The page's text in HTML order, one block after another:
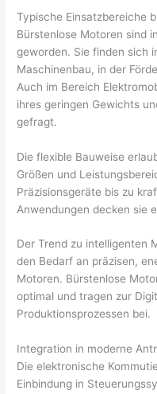
Typische Einsatzbereiche
Bürstenlose Motoren sind
geworden. Sie finden sich
Maschinenbau, in der
Auch im Bereich
ihres geringen Gewichts
gefragt.
Die flexible Bauweise
Größen und
Präzisionsgeräte bis zu
Anwendungen decken sie
Der Trend zu intelligenten
den Bedarf an präzisen,
Motoren. Bürstenlose
optimal und tragen zur
Produktionsprozessen bei.
Integration in moderne
Die elektronische
Einbindung in